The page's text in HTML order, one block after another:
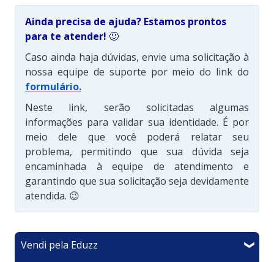
Ainda precisa de ajuda? Estamos prontos
para te atender! 🙂
Caso ainda haja dúvidas, envie uma solicitação à
nossa equipe de suporte por meio do link do
formulário.
Neste link, serão solicitadas algumas
informações para validar sua identidade. É por
meio dele que você poderá relatar seu
problema, permitindo que sua dúvida seja
encaminhada à equipe de atendimento e
garantindo que sua solicitação seja devidamente
atendida. 😉
Vendi pela Eduzz